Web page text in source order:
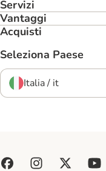
Servizi
Vantaggi
Acquisti
Seleziona Paese
Italia / it